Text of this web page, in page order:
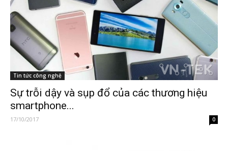
Tin tức công nghệ
Sự trỗi dậy và sụp đổ của các thương hiệu
smartphone...
17/10/2017 0